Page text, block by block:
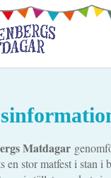
Matdagar
en stor matfest i stan